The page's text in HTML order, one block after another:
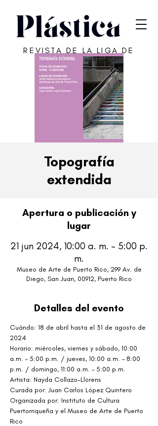
REVISTA DE LA LIGA DE
ARTE DE SAN JUAN
Topografía
extendida
Apertura o publicación y
lugar
21 jun 2024, 10:00 a. m. – 5:00 p.
m.
Museo de Arte de Puerto Rico, 299 Av. de
Diego, San Juan, 00912, Puerto Rico
Detalles del evento
Cuándo: 18 de abril hasta el 31 de agosto de
2024
Horario: miércoles, viernes y sábado, 10:00
a.m. – 5:00 p.m. / jueves, 10:00 a.m. – 8:00
p.m. / domingo, 11:00 a.m. – 5:00 p.m.
Artista: Nayda Collazo-Llorens
Curada por: Juan Carlos López Quintero
Organizada por: Instituto de Cultura
Puertorriqueña y el Museo de Arte de Puerto
Rico